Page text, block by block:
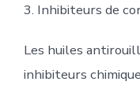
3. Inhibiteurs de
Les huiles
inhibiteurs